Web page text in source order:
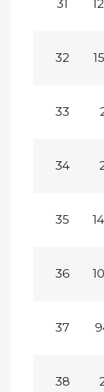
31
32
33
34
35
36
37
38